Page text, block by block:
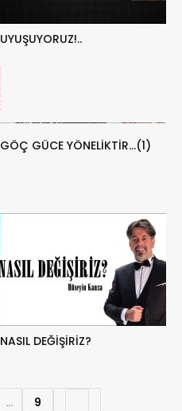
UYUŞUYORUZ!..
GÖÇ GÜCE YÖNELİKTİR…(1)
NASIL DEĞİŞİRİZ?
… 9